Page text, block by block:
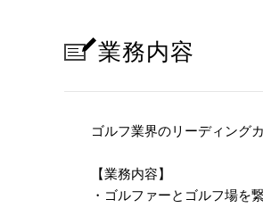
業務内容
ゴルフ業界のリーディング
【業務内容】
・ゴルファーとゴルフ場を